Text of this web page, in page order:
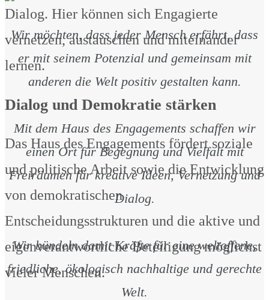
Dialog. Hier können sich Engagierte
vernetzen, austauschen und miteinander
lernen.
Dialog und Demokratie stärken
Das Haus des Engagements fördert soziale
und politische Arbeit sowie die Entwicklung
von demokratischen
Entscheidungsstrukturen und die aktive und
eigenverantwortliche Beteiligung möglichst
vieler Menschen.
Wir möchten, dass jeder Mensch erfährt, dass
er mit seinem Potenzial und gemeinsam mit
anderen die Welt positiv gestalten kann.
Mit dem Haus des Engagements schaffen wir
einen Ort für Begegnung und Vielfalt mit
Freiräumen für kreative Ideen, Vernetzung und
Dialog.
Wir bündeln damit Kräfte für eine weltoffene,
friedliche, ökologisch nachhaltige und gerechte
Welt.